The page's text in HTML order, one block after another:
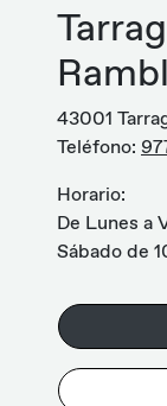
43001
Teléfono:
Horario:
De Lunes a
Sábado de